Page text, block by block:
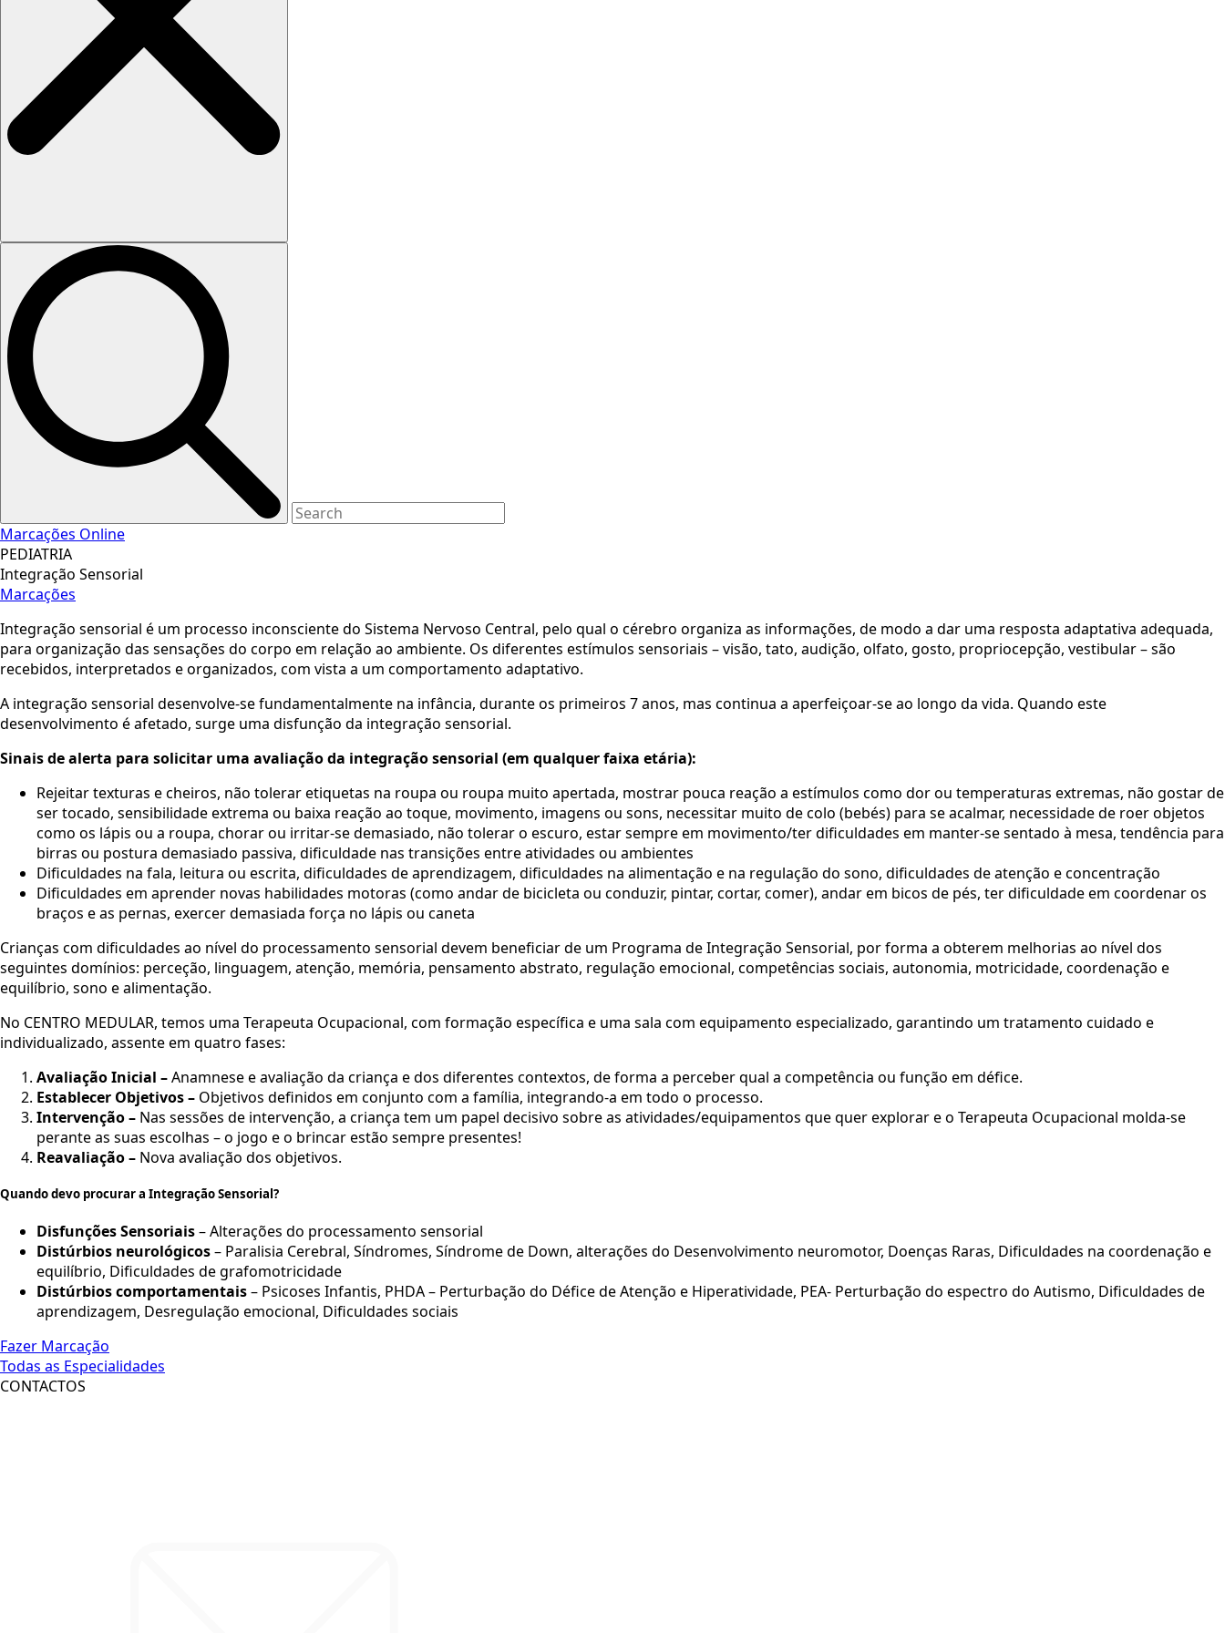
Marcações Online
PEDIATRIA
Integração Sensorial
Marcações
Integração sensorial é um processo inconsciente do Sistema Nervoso Central, pelo qual o cérebro organiza as informações, de modo a dar uma resposta adaptativa adequada,
para organização das sensações do corpo em relação ao ambiente. Os diferentes estímulos sensoriais – visão, tato, audição, olfato, gosto, propriocepção, vestibular – são
recebidos, interpretados e organizados, com vista a um comportamento adaptativo.
​A integração sensorial desenvolve-se fundamentalmente na infância, durante os primeiros 7 anos, mas continua a aperfeiçoar-se ao longo da vida. Quando este
desenvolvimento é afetado, surge uma disfunção da integração sensorial.
Sinais de alerta para solicitar uma avaliação da integração sensorial (em qualquer faixa etária):
Rejeitar texturas e cheiros, não tolerar etiquetas na roupa ou roupa muito apertada, mostrar pouca reação a estímulos como dor ou temperaturas extremas, não gostar de
ser tocado, sensibilidade extrema ou baixa reação ao toque, movimento, imagens ou sons, necessitar muito de colo (bebés) para se acalmar, necessidade de roer objetos
como os lápis ou a roupa, chorar ou irritar-se demasiado, não tolerar o escuro, estar sempre em movimento/ter dificuldades em manter-se sentado à mesa, tendência para
birras ou postura demasiado passiva, dificuldade nas transições entre atividades ou ambientes
Dificuldades na fala, leitura ou escrita, dificuldades de aprendizagem, dificuldades na alimentação e na regulação do sono, dificuldades de atenção e concentração
Dificuldades em aprender novas habilidades motoras (como andar de bicicleta ou conduzir, pintar, cortar, comer), andar em bicos de pés, ter dificuldade em coordenar os
braços e as pernas, exercer demasiada força no lápis ou caneta
Crianças com dificuldades ao nível do processamento sensorial devem beneficiar de um Programa de Integração Sensorial, por forma a obterem melhorias ao nível dos
seguintes domínios: perceção, linguagem, atenção, memória, pensamento abstrato, regulação emocional, competências sociais, autonomia, motricidade, coordenação e
equilíbrio, sono e alimentação.
​No CENTRO MEDULAR, temos uma Terapeuta Ocupacional, com formação específica e uma sala com equipamento especializado, garantindo um tratamento cuidado e
individualizado, assente em quatro fases:
Avaliação Inicial –Anamnese e avaliação da criança e dos diferentes contextos, de forma a perceber qual a competência ou função em défice.
Establecer Objetivos – Objetivos definidos em conjunto com a família, integrando-a em todo o processo.
Intervenção – Nas sessões de intervenção, a criança tem um papel decisivo sobre as atividades/equipamentos que quer explorar e o Terapeuta Ocupacional molda-se
perante as suas escolhas – o jogo e o brincar estão sempre presentes!
Reavaliação – Nova avaliação dos objetivos.
Quando devo procurar a Integração Sensorial?
Disfunções Sensoriais– Alterações do processamento sensorial
Distúrbios neurológicos– Paralisia Cerebral, Síndromes, Síndrome de Down, alterações do Desenvolvimento neuromotor, Doenças Raras, Dificuldades na coordenação e
equilíbrio, Dificuldades de grafomotricidade
Distúrbios comportamentais– Psicoses Infantis, PHDA – Perturbação do Défice de Atenção e Hiperatividade, PEA- Perturbação do espectro do Autismo, Dificuldades de
aprendizagem, Desregulação emocional, Dificuldades sociais
Fazer Marcação
Todas as Especialidades
CONTACTOS